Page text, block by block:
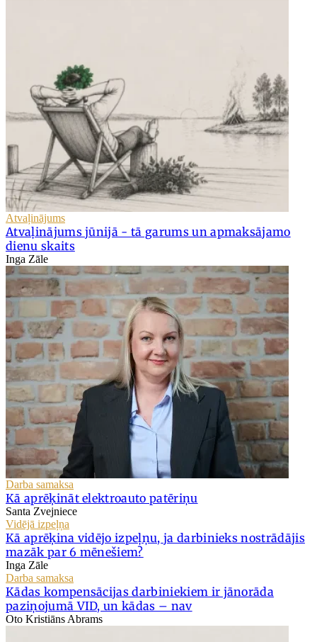
Atvaļinājums
Atvaļinājums jūnijā - tā garums un apmaksājamo
dienu skaits
Inga Zāle
Darba samaksa
Kā aprēķināt elektroauto patēriņu
Santa Zvejniece
Vidējā izpeļņa
Kā aprēķina vidējo izpeļņu, ja darbinieks nostrādājis
mazāk par 6 mēnešiem?
Inga Zāle
Darba samaksa
Kādas kompensācijas darbiniekiem ir jānorāda
paziņojumā VID, un kādas – nav
Oto Kristiāns Abrams